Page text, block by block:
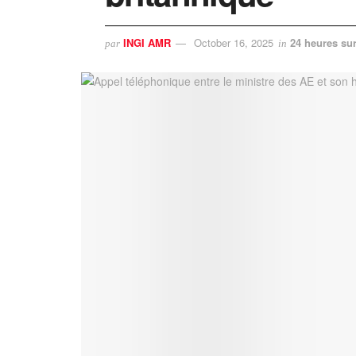
par INGI AMR October 16, 2025 in 24 heures